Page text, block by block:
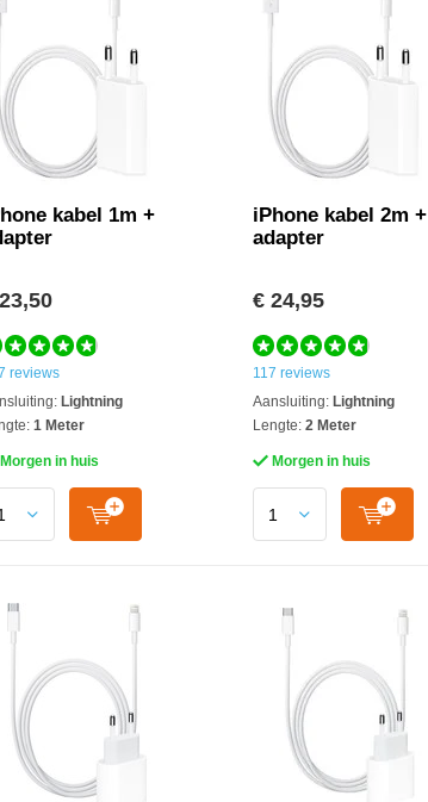
kabel 1m +
reviews
Lightning
1 Meter
Morgen in huis
iPhone kabel 2m +
adapter
€ 24,95
117 reviews
Aansluiting: Lightning
Lengte: 2 Meter
Morgen in huis